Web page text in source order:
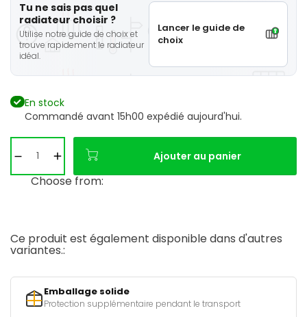
Tu ne sais pas quel
radiateur choisir ?
Utilise notre guide de choix et
trouve rapidement le radiateur
idéal.
Lancer le guide de
choix
En stock
Commandé avant 15h00 expédié aujourd'hui.
Ajouter au panier
Choose from:
Ce produit est également disponible dans d'autres
variantes.:
Emballage solide
Protection supplémentaire pendant le transport